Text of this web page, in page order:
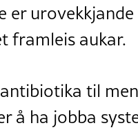
framleis aukar.
til
å ha jobba